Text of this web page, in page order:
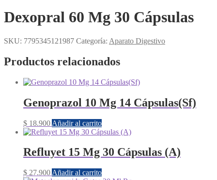
Dexopral 60 Mg 30 Cápsulas
SKU: 7795345121987 Categoría: Aparato Digestivo
Productos relacionados
Genoprazol 10 Mg 14 Cápsulas(Sf)
$ 18.900 Añadir al carrito
Refluyet 15 Mg 30 Cápsulas (A)
$ 27.900 Añadir al carrito